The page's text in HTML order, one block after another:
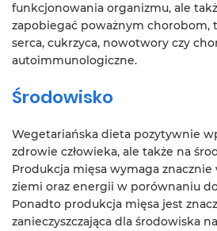
funkcjonowania organizmu, ale
zapobiegać poważnym chorobom,
serca, cukrzyca, nowotwory czy
autoimmunologiczne.
Środowisko
Wegetariańska dieta pozytywnie
zdrowie człowieka, ale także na
Produkcja mięsa wymaga
ziemi oraz energii w porównaniu
Ponadto produkcja mięsa jest
zanieczyszczająca dla środowiska